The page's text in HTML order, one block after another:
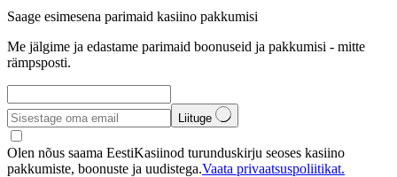
Saage esimesena parimaid kasiino pakkumisi
Me jälgime ja edastame parimaid boonuseid ja pakkumisi - mitte
rämpsposti.
Liituge
Olen nõus saama EestiKasiinod turunduskirju seoses kasiino
pakkumiste, boonuste ja uudistega.Vaata privaatsuspoliitikat.